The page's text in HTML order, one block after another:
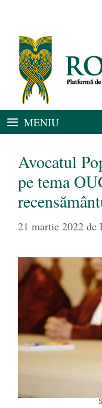
conținut
MENIU
Avocatul
pe tema
21 martie 2022 de